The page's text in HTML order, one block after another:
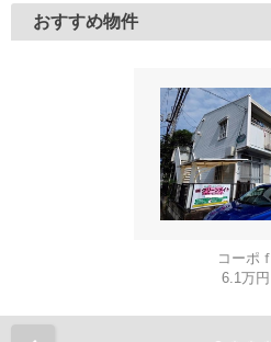
おすすめ物件
コーポｆ
6.1万円